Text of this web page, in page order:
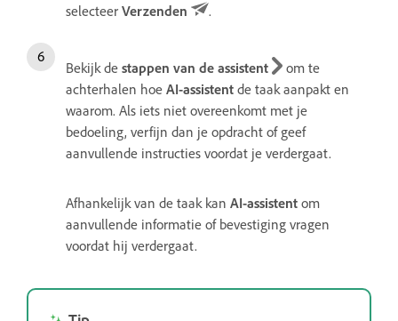
selecteer Verzenden .
Bekijk de stappen van de assistent
om te
achterhalen hoe AI-assistent de taak aanpakt en
waarom. Als iets niet overeenkomt met je
bedoeling, verfijn dan je opdracht of geef
aanvullende instructies voordat je verdergaat.
Afhankelijk van de taak kan AI-assistent om
aanvullende informatie of bevestiging vragen
voordat hij verdergaat.